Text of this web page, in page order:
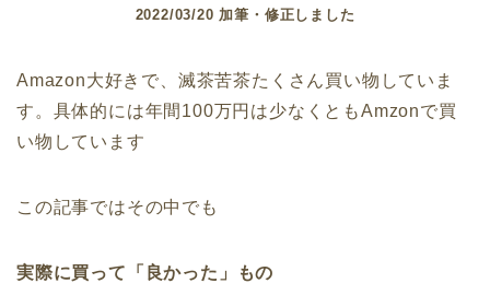
2022/03/20 加筆・修正しました
Amazon大好きで、滅茶苦茶たくさん買い物していま
す。具体的には年間100万円は少なくともAmzonで買
い物しています
この記事ではその中でも
実際に買って「良かった」もの